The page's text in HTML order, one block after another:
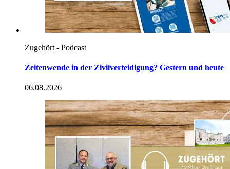
Zugehört - Podcast
Zeitenwende in der Zivilverteidigung? Gestern und heute
06.08.2026